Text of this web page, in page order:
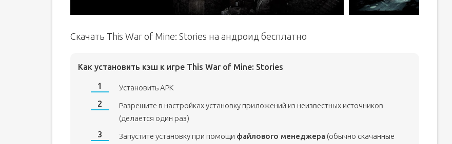
Скачать This War of Mine: Stories на андроид бесплатно
Как установить кэш к игре This War of Mine: Stories
Установить APK
Разрешите в настройках установку приложений из неизвестных источников
(делается один раз)
Запустите установку при помощи файлового менеджера (обычно скачанные